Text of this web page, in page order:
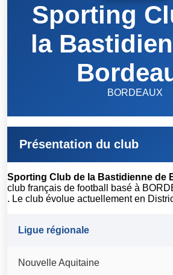
Sporting
la
BORDEAUX
Présentation du club
Sporting Club de la Bastidienne de
club français de football basé à
. Le club évolue actuellement en
Ligue régionale
Nouvelle Aquitaine